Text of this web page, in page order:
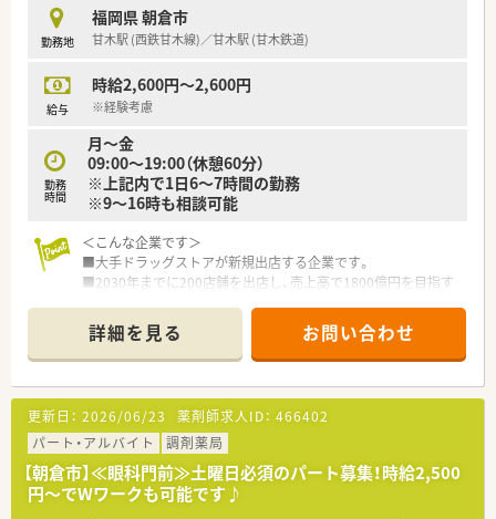
ため、まずはご相談をいただくのがおすすめです。
【法人特徴について】
り、居宅介護支援事業なども手掛ける法人です。
■大手チェーンのグループに属しているため経営基盤が非常に
■大学との共同による化粧品開発や、独自の愛称で親しまれる薬
局運営など地域医療のサポートに尽力しています。
【求人情報について】
人の経験や能力を考慮して決定されます。
■各種手当が非常に充実しており、役職手当や地域手当のほか、
管理薬剤師手当などがしっかりと支給されます。
■お休みが取得しやすい環境が整っているため、プライベートと
のメリハリをつけて健康的に就業可能です。
勤務地
福岡県 朝倉市
甘木駅 (西鉄甘木線)／甘木駅 (甘木鉄道)
給与
時給2,600円～2,600円
※経験考慮
勤務
時間
月～金
09:00～19:00（休憩60分）
※上記内で1日6～7時間の勤務
※9～16時も相談可能
＜こんな企業です＞
■大手ドラッグストアが新規出店する企業です。
■2030年までに200店舗を出店し、売上高で1800億円を目指す
■全店、新規出店なので薬局の立ち上げを経験する事が可能で
す。
■店舗数の増加に応じてポジションも増加するので昇格の機会
が多い企業です。
■ゼロから人間関係を構築していくので人間関係での悩みが少
ない環境です。
■調剤、OTC業務のどちらにも関わる事ができる職場です。
詳細を見る お問い合わせ
更新日： 2026/06/23 薬剤師求人ID： 466402
パート・アルバイト
調剤薬局
【朝倉市】≪眼科門前≫土曜日必須のパート募集！時給2,500
円～でWワークも可能です♪